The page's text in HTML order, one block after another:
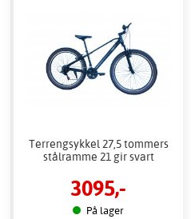
Terrengsykkel 27,5 tommers
stålramme 21 gir svart
3095,-
På lager